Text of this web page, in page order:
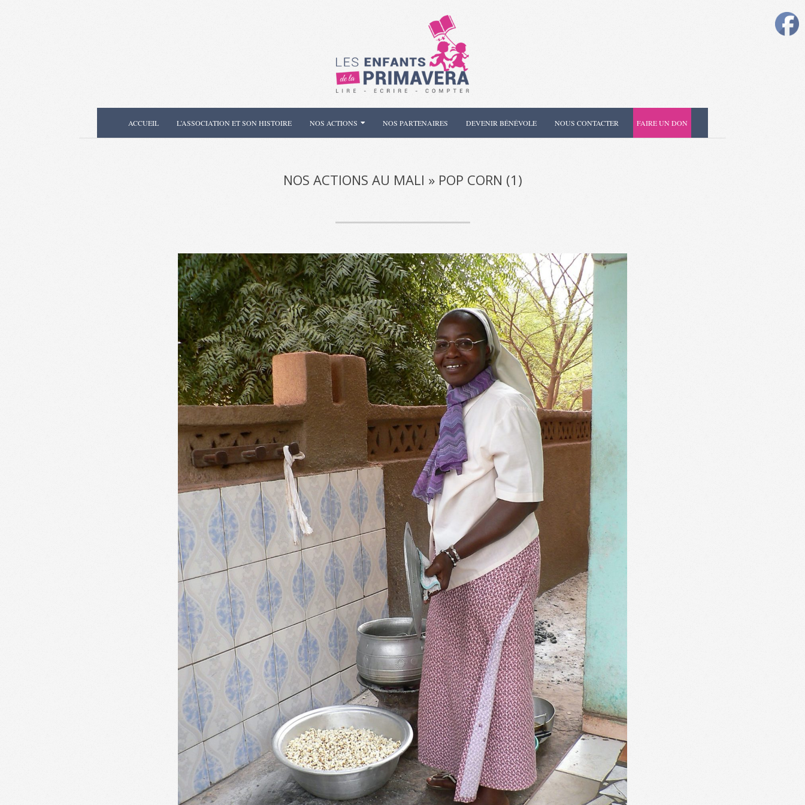
Les
Enfants
de
la
Primavera
ACCUEIL L’ASSOCIATION ET SON HISTOIRE NOS ACTIONS NOS PARTENAIRES DEVENIR BÉNÉVOLE NOUS CONTACTER FAIRE UN DON
NOS ACTIONS AU MALI » POP CORN (1)